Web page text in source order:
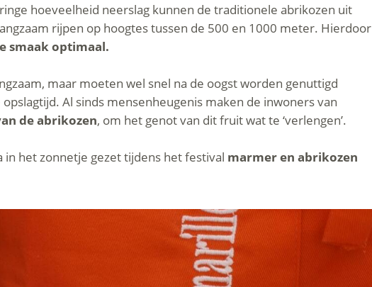
hoeveelheid neerslag kunnen de traditionele abrikozen uit
rijpen op hoogtes tussen de 500 en 1000 meter. Hierdoor
smaak optimaal.
maar moeten wel snel na de oogst worden genuttigd
Al sinds mensenheugenis maken de inwoners van
de abrikozen, om het genot van dit fruit wat te ‘verlengen’.
in het zonnetje gezet tijdens het festival marmer en abrikozen